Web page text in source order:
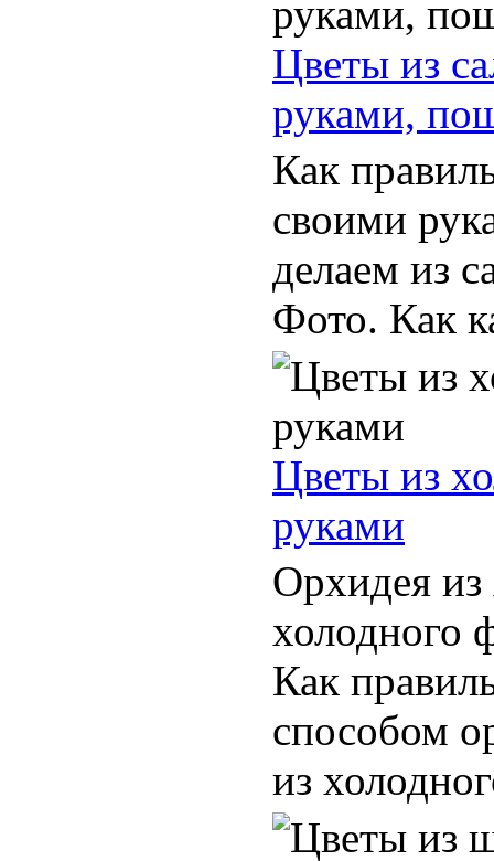
Цветы из
руками,
Как
своими
делаем из
Фото. Как
Цветы из
руками
Орхидея
холодного
Как
способом
из